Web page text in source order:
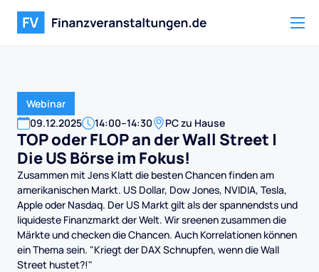
Webinar
09.12.2025 14:00–14:30 PC zu Hause
TOP oder FLOP an der Wall Street |
Die US Börse im Fokus!
Zusammen mit Jens Klatt die besten Chancen finden am
amerikanischen Markt. US Dollar, Dow Jones, NVIDIA, Tesla,
Apple oder Nasdaq. Der US Markt gilt als der spannendsts und
liquideste Finanzmarkt der Welt. Wir sreenen zusammen die
Märkte und checken die Chancen. Auch Korrelationen können
ein Thema sein. "Kriegt der DAX Schnupfen, wenn die Wall
Street hustet?!"